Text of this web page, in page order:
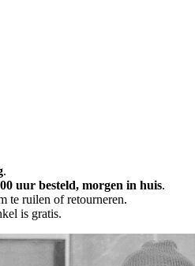
.
uur besteld, morgen in huis.
te ruilen of retourneren.
is gratis.